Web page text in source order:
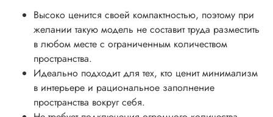
Высоко ценится своей компактностью, поэтому при
желании такую модель не составит труда разместить
в любом месте с ограниченным количеством
пространства.
Идеально подходит для тех, кто ценит минимализм
в интерьере и рациональное заполнение
пространства вокруг себя.